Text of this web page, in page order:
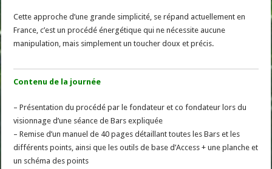
Cette approche d’une grande simplicité, se répand actuellement en
France, c’est un procédé énergétique qui ne nécessite aucune
manipulation, mais simplement un toucher doux et précis.
Contenu de la journée
– Présentation du procédé par le fondateur et co fondateur lors du
visionnage d’une séance de Bars expliquée
– Remise d’un manuel de 40 pages détaillant toutes les Bars et les
différents points, ainsi que les outils de base d’Access + une planche et
un schéma des points